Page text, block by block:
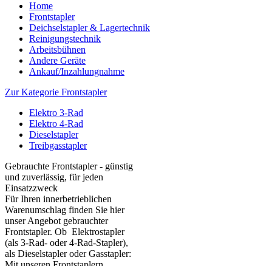
Home
Frontstapler
Deichselstapler & Lagertechnik
Reinigungstechnik
Arbeitsbühnen
Andere Geräte
Ankauf/Inzahlungnahme
Zur Kategorie Frontstapler
Elektro 3-Rad
Elektro 4-Rad
Dieselstapler
Treibgasstapler
Gebrauchte Frontstapler - günstig
und zuverlässig, für jeden
Einsatzzweck
Für Ihren innerbetrieblichen
Warenumschlag finden Sie hier
unser Angebot gebrauchter
Frontstapler. Ob Elektrostapler
(als 3-Rad- oder 4-Rad-Stapler),
als Dieselstapler oder Gasstapler: